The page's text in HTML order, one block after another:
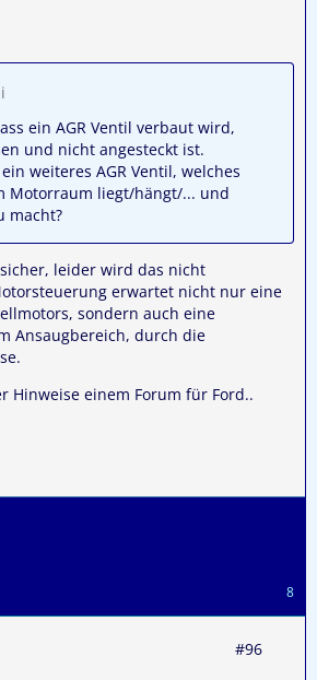
ein AGR Ventil verbaut wird,
und nicht angesteckt ist.
weiteres AGR Ventil, welches
Motorraum liegt/hängt/... und
macht?
leider wird das nicht
erwartet nicht nur eine
sondern auch eine
Ansaugbereich, durch die
Hinweise einem Forum für Ford..
8
#96